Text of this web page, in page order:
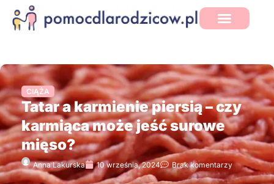
CIĄŻA
Tatar a karmienie piersią – czy
karmiąca może jeść surowe
mięso?
Anna Lakurska 10 września, 2024 Brak komentarzy